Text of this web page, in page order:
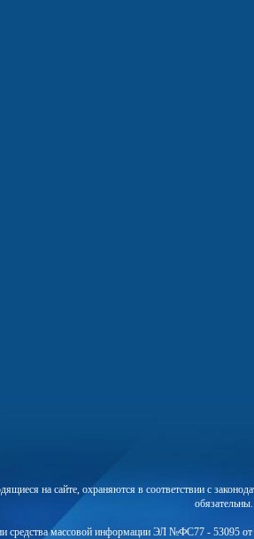
на сайте, охраняются в соответствии с
средства массовой информации ЭЛ №ФС77 - 53095